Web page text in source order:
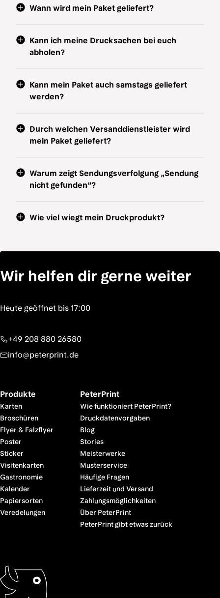
Wann wird mein Paket geliefert?
Kann ich meine Drucksachen bei euch
abholen?
Kann mein Paket auch samstags geliefert
werden?
Durch welchen Versanddienstleister wird
mein Paket geliefert?
Warum zeigt Sendungsverfolgung „Sendung
nicht gefunden“?
Wie viel wiegt mein Druckprodukt?
Wir helfen dir gerne weiter
+49 208 880 26580
info@peterprint.de
Produkte
Karten
Broschüren
Flyer & Falzflyer
Poster
Sticker
Visitenkarten
Gastronomie
Kalender
Papiersorten
Veredelungen
PeterPrint
Wie funktioniert PeterPrint?
Druckdatenvorgaben
Blog
Stories
Meisterwerke
Musterservice
Häufige Fragen
Lieferzeit und Versand
Zahlungsmöglichkeiten
Über PeterPrint
PeterPrint gibt etwas zurück